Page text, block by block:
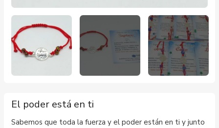
El poder está en ti
Sabemos que toda la fuerza y el poder están en ti y junto